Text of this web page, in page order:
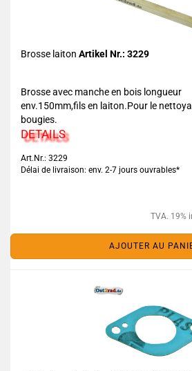
Brosse laiton Artikel Nr.: 3229
Brosse avec manche en bois longueur
env.150mm,fils en laiton.Pour le
bougies.
DETAILS
Art.Nr.: 3229
Délai de livraison: env. 2-7 jours ouvrables*
TVA. 19%
AJOUTER AU